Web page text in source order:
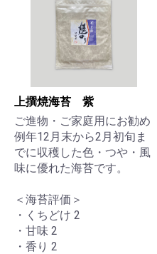
上撰焼海苔 紫
ご進物・ご家庭用にお勧め
例年12月末から2月初旬ま
でに収穫した色・つや・風
味に優れた海苔です。
＜海苔評価＞
・くちどけ 2
・甘味 2
・香り 2
お買い物を続ける